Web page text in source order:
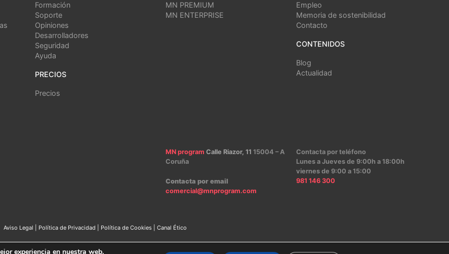
Formación
Soporte
Opiniones
Desarrolladores
Seguridad
Ayuda
PRECIOS
Precios
MN PREMIUM
MN ENTERPRISE
Empleo
Memoria de sostenibilidad
Contacto
CONTENIDOS
Blog
Actualidad
MN program Calle Riazor, 11 15004 – A
Coruña
Contacta por email
comercial@mnprogram.com
Contacta por teléfono
Lunes a Jueves de 9:00h a 18:00h
viernes de 9:00 a 15:00
981 146 300
Aviso Legal Política de Privacidad Política de Cookies Canal Ético
2024 – MN program Software
experiencia en nuestra web.